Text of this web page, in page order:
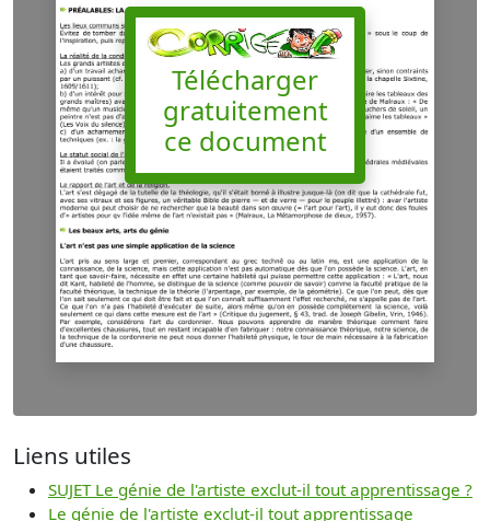
Télécharger
gratuitement
ce document
Liens utiles
SUJET Le génie de l'artiste exclut-il tout apprentissage ?
Le génie de l'artiste exclut-il tout apprentissage